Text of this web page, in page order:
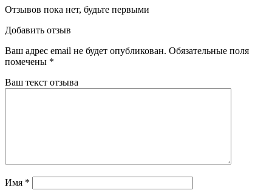
Отзывов пока нет, будьте первыми
Добавить отзыв
Ваш адрес email не будет опубликован. Обязательные поля
помечены *
Ваш текст отзыва
Имя *